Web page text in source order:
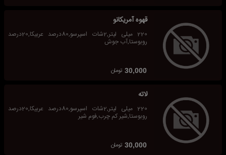
قهوه آمریکانو
220 میلی لیتر,2شات اسپرسو,80درصد عربیکا,20درصد
روبوستا,آب جوش
30,000 تومان
لاته
220 میلی لیتر,2شات اسپرسو,80درصد عربیکا,20درصد
روبوستا,شیر کم چرب,فوم شیر
30,000 تومان